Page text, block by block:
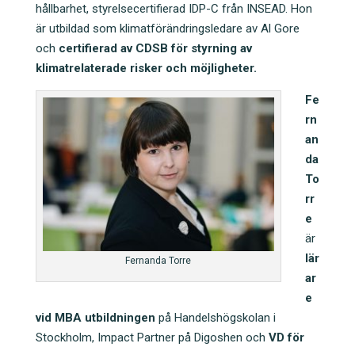
hållbarhet, styrelsecertifierad IDP-C från INSEAD. Hon
är utbildad som klimatförändringsledare av Al Gore
och certifierad av CDSB för styrning av
klimatrelaterade risker och möjligheter.
Fernanda Torre
Fe
rn
an
da
To
rr
e
är
lär
ar
e
vid MBA utbildningen på Handelshögskolan i
Stockholm, Impact Partner på Digoshen och VD för